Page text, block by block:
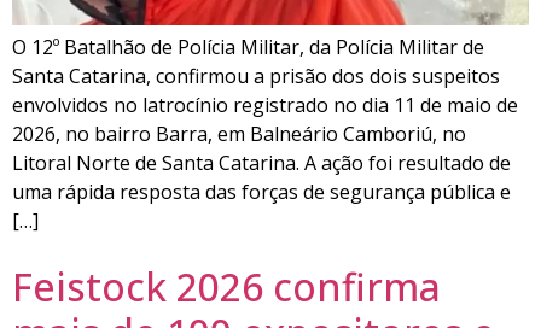
O 12º Batalhão de Polícia Militar, da Polícia Militar de
Santa Catarina, confirmou a prisão dos dois suspeitos
envolvidos no latrocínio registrado no dia 11 de maio de
2026, no bairro Barra, em Balneário Camboriú, no
Litoral Norte de Santa Catarina. A ação foi resultado de
uma rápida resposta das forças de segurança pública e
[…]
Feistock 2026 confirma